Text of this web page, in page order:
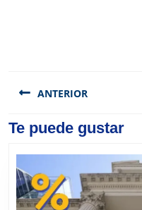
de
ANTERIOR
Previous
Te puede gustar